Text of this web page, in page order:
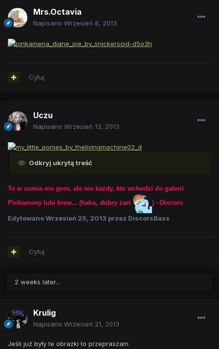
Mrs.Octavia
Napisano Wrzesień 8, 2013
Cytuj
Uczu
Napisano Wrzesień 13, 2013
Odkryj ukrytą treść
To w sumie nie gore, ale nie każdy, kto wchodzi do galerii
Pinkameny lubi krew... (haha, dobry żart
) ~Discors
EdytowanoWrzesień 25, 2013 przez DiscorsBass
Cytuj
2 weeks later...
Krulig
Napisano Wrzesień 21, 2013
Jeśli już były te obrazki to przepraszam